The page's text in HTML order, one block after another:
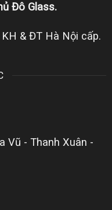
Đô Glass.
& ĐT Hà Nội cấp.
Vũ - Thanh Xuân -